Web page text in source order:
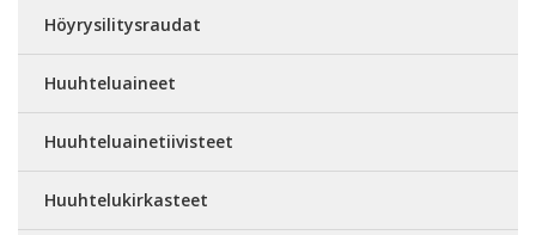
Höyrysilitysraudat
Huuhteluaineet
Huuhteluainetiivisteet
Huuhtelukirkasteet